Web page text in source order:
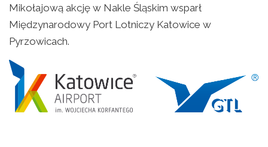
Mikołajową akcję w Nakle Śląskim wsparł
Międzynarodowy Port Lotniczy Katowice w
Pyrzowicach.